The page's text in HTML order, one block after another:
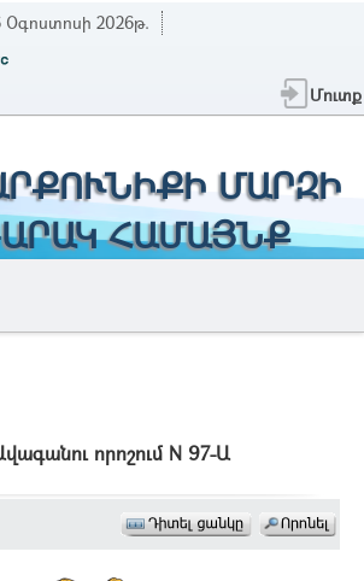
2026թ.
Մուտք
ՄԱՐԶԻ
ՀԱՄԱՅՆՔ
որոշում N 97-Ա